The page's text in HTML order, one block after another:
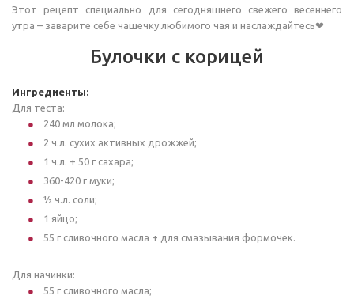
Этот рецепт специально для сегодняшнего свежего весеннего
утра – заварите себе чашечку любимого чая и наслаждайтесь❤
Булочки с корицей
Ингредиенты:
Для теста:
240 мл молока;
2 ч.л. сухих активных дрожжей;
1 ч.л. + 50 г сахара;
360-420 г муки;
1⁄2 ч.л. соли;
1 яйцо;
55 г сливочного масла + для смазывания формочек.
Для начинки:
55 г сливочного масла;